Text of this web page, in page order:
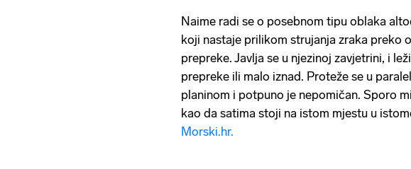
Naime radi se o posebnom tipu oblaka
koji nastaje prilikom strujanja zraka preko
prepreke. Javlja se u njezinoj zavjetrini, i
prepreke ili malo iznad. Proteže se u
planinom i potpuno je nepomičan. Sporo
kao da satima stoji na istom mjestu u
Morski.hr.